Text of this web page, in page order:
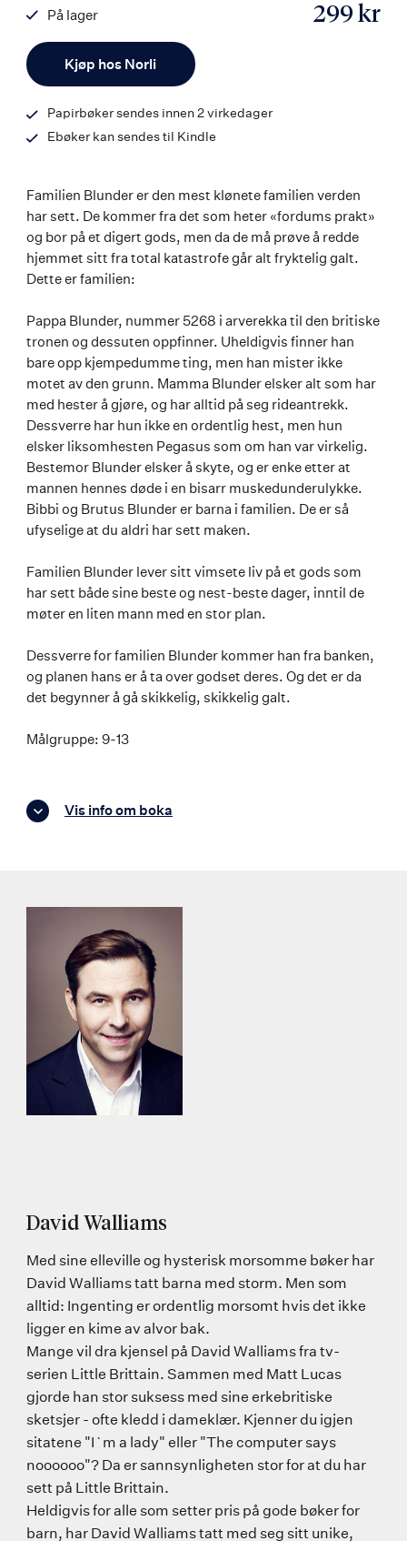
Kjøp hos Norli
299 kr
På lager
9788203453090
Papirbøker sendes innen 2 virkedager
Ebøker kan sendes til Kindle
Familien Blunder er den mest klønete familien verden
har sett. De kommer fra det som heter «fordums prakt»
og bor på et digert gods, men da de må prøve å redde
hjemmet sitt fra total katastrofe går alt fryktelig galt.
Dette er familien:
Pappa Blunder, nummer 5268 i arverekka til den britiske
tronen og dessuten oppfinner. Uheldigvis finner han
bare opp kjempedumme ting, men han mister ikke
motet av den grunn. Mamma Blunder elsker alt som har
med hester å gjøre, og har alltid på seg rideantrekk.
Dessverre har hun ikke en ordentlig hest, men hun
elsker liksomhesten Pegasus som om han var virkelig.
Bestemor Blunder elsker å skyte, og er enke etter at
mannen hennes døde i en bisarr muskedunderulykke.
Bibbi og Brutus Blunder er barna i familien. De er så
ufyselige at du aldri har sett maken.
Familien Blunder lever sitt vimsete liv på et gods som
har sett både sine beste og nest-beste dager, inntil de
møter en liten mann med en stor plan.
Dessverre for familien Blunder kommer han fra banken,
og planen hans er å ta over godset deres. Og det er da
det begynner å gå skikkelig, skikkelig galt.
Målgruppe: 9-13
Vis info om boka
David Walliams
Med sine elleville og hysterisk morsomme bøker har
David Walliams tatt barna med storm. Men som
alltid: Ingenting er ordentlig morsomt hvis det ikke
ligger en kime av alvor bak.
Mange vil dra kjensel på David Walliams fra tv-
serien Little Brittain. Sammen med Matt Lucas
gjorde han stor suksess med sine erkebritiske
sketsjer - ofte kledd i dameklær. Kjenner du igjen
sitatene "I`m a lady" eller "The computer says
noooooo"? Da er sannsynligheten stor for at du har
sett på Little Brittain.
Heldigvis for alle som setter pris på gode bøker for
barn, har David Walliams tatt med seg sitt unike,